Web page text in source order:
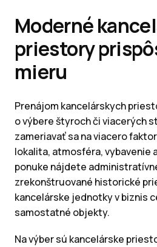
Moderné
priestory
mieru
Prenájom kancelárskych
o výbere štyroch či viacerých
zameriavať sa na viacero
lokalita, atmosféra, vybavenie
ponuke nájdete
zrekonštruované historické
kancelárske jednotky v biznis
samostatné objekty.
Na výber sú kancelárske